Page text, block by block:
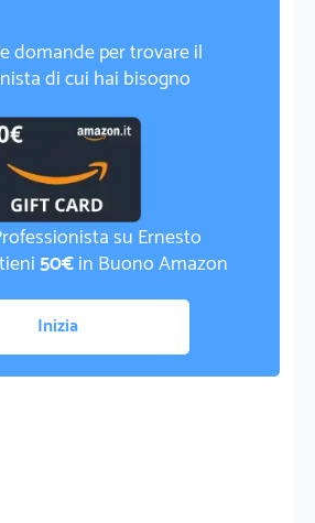
domande per trovare il
di cui hai bisogno
su Ernesto
50€in Buono Amazon
Inizia